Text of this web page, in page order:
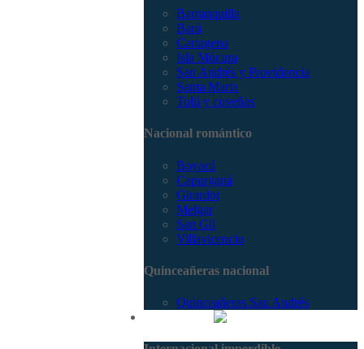
Barranquilla
Barú
Cartagena
Isla Múcura
San Andrés y Providencia
Santa Marta
Tolú y coveñas
Nacional romántico
Boyacá
Capurganá
Girardot
Melgar
San Gil
Villavicencio
Quinceañeras nacional
Quinceañeras San Andrés